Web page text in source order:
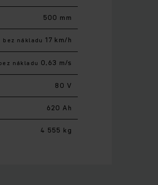
500 mm
bez nákladu 17 km/h
nákladu 0,63 m/s
80 V
620 Ah
4 555 kg